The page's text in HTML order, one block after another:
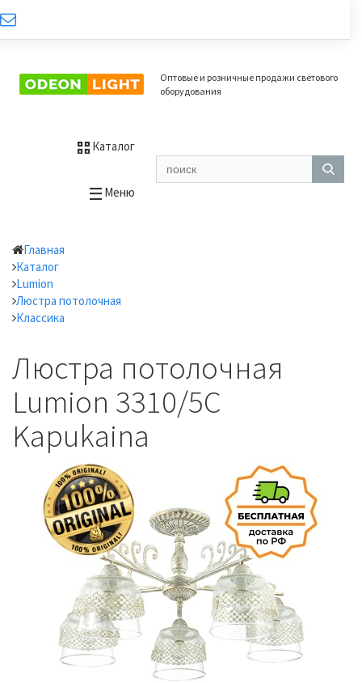
Оптовые и розничные продажи светового
оборудования
Каталог
Меню
Главная
Каталог
Lumion
Люстра потолочная
Классика
Люстра потолочная
Lumion 3310/5C
Kapukaina